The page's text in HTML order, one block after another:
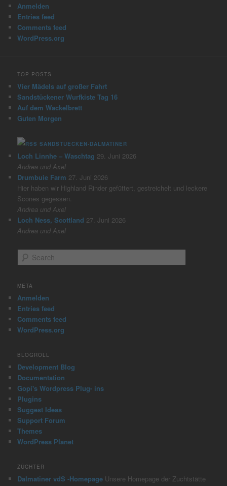
Anmelden
Entries feed
Comments feed
WordPress.org
TOP POSTS
Vier Mädels auf großer Fahrt
Sandstückener Wurfkiste Tag 16
Auf dem Wackelbrett
Guten Morgen
SANDSTUECKEN-DALMATINER
Loch Linnhe – Waschtag 29. Juni 2026
Andrea und Axel
Drumbuie Farm 27. Juni 2026
Hier haben wir Highland Rinder gefüttert, gestreichelt und leckere
Scones gegessen.
Andrea und Axel
Loch Ness, Scottland 27. Juni 2026
Andrea und Axel
e
r
h
META
Anmelden
Entries feed
Comments feed
WordPress.org
BLOGROLL
Development Blog
Documentation
Gopi's Wordpress Plug- ins
Plugins
Suggest Ideas
Support Forum
Themes
WordPress Planet
ZÜCHTER
Dalmatiner vdS -Homepage Unsere Homepage der Zuchtstätte